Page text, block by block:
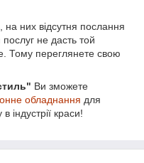
на них відсутня послання
не дасть той
Тому переглянете свою
Ви зможете
обладнання для
індустрії краси!